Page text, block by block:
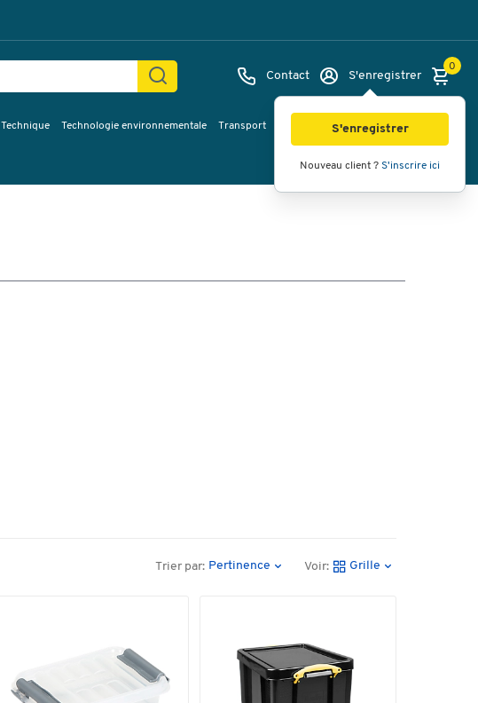
Contact S'enregistrer
S'enregistrer
Nouveau client ? S'inscrire ici
0
Technique Technologie environnementale Transport Services & planification Inspiration
Trier par: Pertinence Voir: Grille